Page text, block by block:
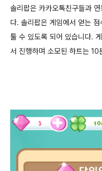
솔리팝은 카카오톡친구들과
다. 솔리팝은 게임에서 얻는
툴 수 있도록 되어 있습니다.
서 진행하며 소모된 하트는